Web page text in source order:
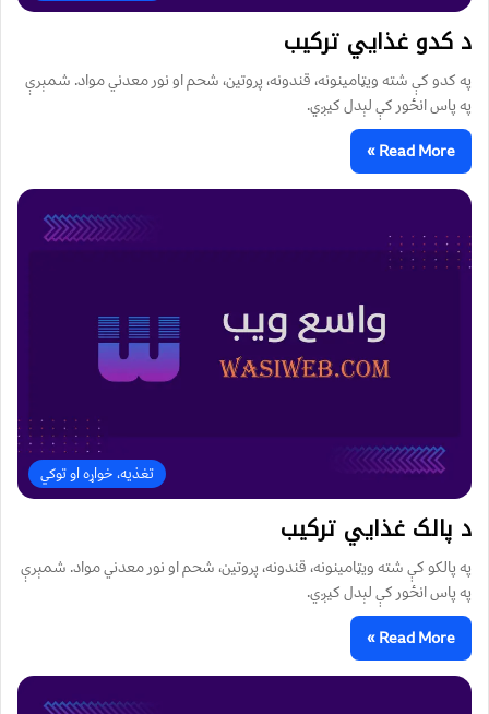
د کدو غذايي ترکیب
په کدو کې شته ویټامینونه، قندونه، پروتین، شحم او نور معدني مواد. شمېرې
په پاس انځور کې لېدل کیږي.
Read More »
تغذیه، خواړه او توکي
د پالک غذايي ترکیب
په پالکو کې شته ویټامینونه، قندونه، پروتین، شحم او نور معدني مواد. شمېرې
په پاس انځور کې لېدل کیږي.
Read More »